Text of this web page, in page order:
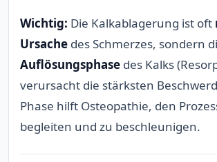
Wichtig: Die Kalkablagerung ist oft
Ursache des Schmerzes, sondern
Auflösungsphase des Kalks
verursacht die stärksten
Phase hilft Osteopathie, den
begleiten und zu beschleunigen.